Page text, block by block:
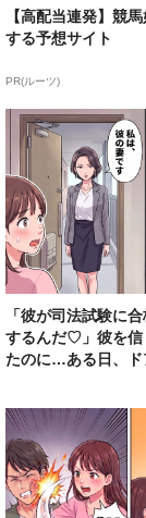
【高配当連発】競
する予想サイト
PR(ルーツ)
「彼が司法試験に
するんだ♡」彼を信
たのに…ある日、ド